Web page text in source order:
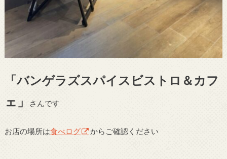
「バンゲラズスパイスビストロ＆カフ
ェ」
さんです
お店の場所は食べログ からご確認ください